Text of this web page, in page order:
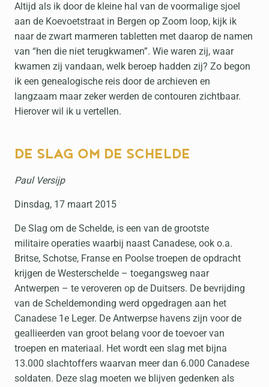
Altijd als ik door de kleine hal van de voormalige sjoel
aan de Koevoetstraat in Bergen op Zoom loop, kijk ik
naar de zwart marmeren tabletten met daarop de namen
van “hen die niet terugkwamen”. Wie waren zij, waar
kwamen zij vandaan, welk beroep hadden zij? Zo begon
ik een genealogische reis door de archieven en
langzaam maar zeker werden de contouren zichtbaar.
Hierover wil ik u vertellen.
DE SLAG OM DE SCHELDE
Paul Versijp
Dinsdag, 17 maart 2015
De Slag om de Schelde, is een van de grootste
militaire operaties waarbij naast Canadese, ook o.a.
Britse, Schotse, Franse en Poolse troepen de opdracht
krijgen de Westerschelde – toegangsweg naar
Antwerpen – te veroveren op de Duitsers. De bevrijding
van de Scheldemonding werd opgedragen aan het
Canadese 1e Leger. De Antwerpse havens zijn voor de
geallieerden van groot belang voor de toevoer van
troepen en materiaal. Het wordt een slag met bijna
13.000 slachtoffers waarvan meer dan 6.000 Canadese
soldaten. Deze slag moeten we blijven gedenken als